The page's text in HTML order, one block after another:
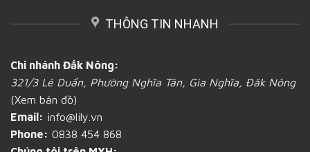
tại
bọc
giá
ấn
đảm
THÔNG TIN NHANH
Chi nhánh Đắk Nông:
321/3 Lê Duẩn, Phường Nghĩa Tân, Gia Nghĩa, Đăk Nông
(Xem bản đồ)
Email: info@lily.vn
Phone: 0838 454 868